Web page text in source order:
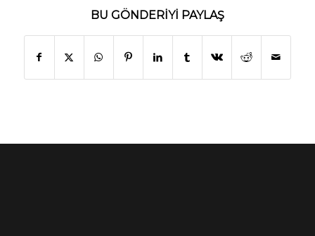
BU GÖNDERIYI PAYLAŞ